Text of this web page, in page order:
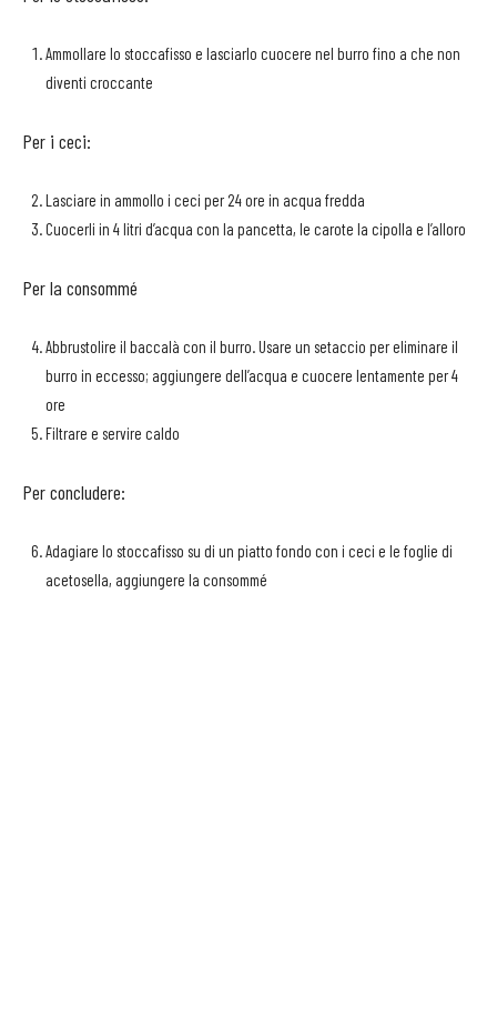
Ammollare lo stoccafisso e lasciarlo cuocere nel burro fino a che non
diventi croccante
Per i ceci:
Lasciare in ammollo i ceci per 24 ore in acqua fredda
Cuocerli in 4 litri d’acqua con la pancetta, le carote la cipolla e l’alloro
Per la consommé
Abbrustolire il baccalà con il burro. Usare un setaccio per eliminare il
burro in eccesso; aggiungere dell’acqua e cuocere lentamente per 4
ore
Filtrare e servire caldo
Per concludere:
Adagiare lo stoccafisso su di un piatto fondo con i ceci e le foglie di
acetosella, aggiungere la consommé